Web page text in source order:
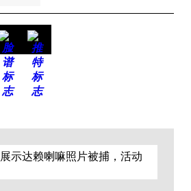
示达赖喇嘛照片被捕，活动